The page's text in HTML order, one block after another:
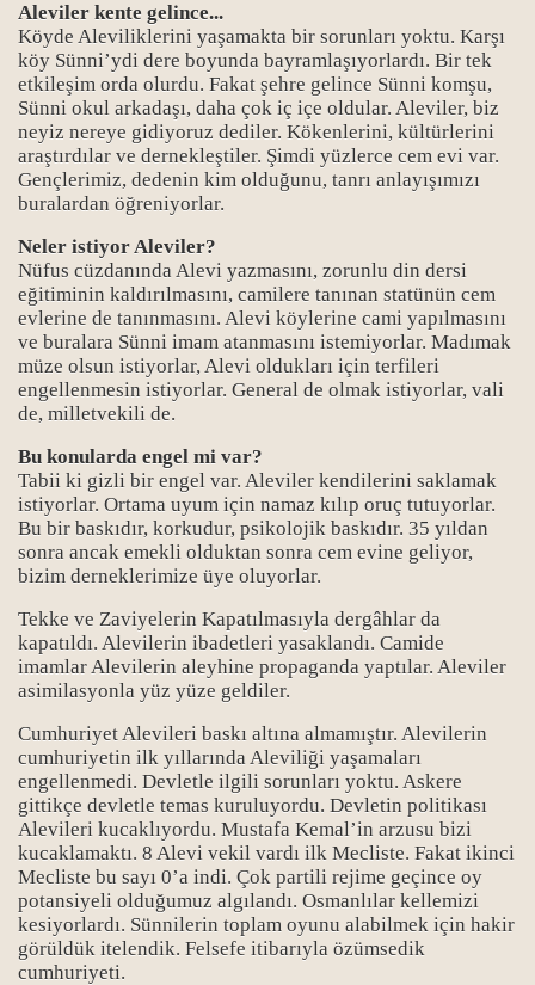
Aleviler kente gelince...
Köyde Aleviliklerini yaşamakta bir sorunları yoktu. Karşı
köy Sünni’ydi dere boyunda bayramlaşıyorlardı. Bir tek
etkileşim orda olurdu. Fakat şehre gelince Sünni komşu,
Sünni okul arkadaşı, daha çok iç içe oldular. Aleviler, biz
neyiz nereye gidiyoruz dediler. Kökenlerini, kültürlerini
araştırdılar ve dernekleştiler. Şimdi yüzlerce cem evi var.
Gençlerimiz, dedenin kim olduğunu, tanrı anlayışımızı
buralardan öğreniyorlar.
Neler istiyor Aleviler?
Nüfus cüzdanında Alevi yazmasını, zorunlu din dersi
eğitiminin kaldırılmasını, camilere tanınan statünün cem
evlerine de tanınmasını. Alevi köylerine cami yapılmasını
ve buralara Sünni imam atanmasını istemiyorlar. Madımak
müze olsun istiyorlar, Alevi oldukları için terfileri
engellenmesin istiyorlar. General de olmak istiyorlar, vali
de, milletvekili de.
Bu konularda engel mi var?
Tabii ki gizli bir engel var. Aleviler kendilerini saklamak
istiyorlar. Ortama uyum için namaz kılıp oruç tutuyorlar.
Bu bir baskıdır, korkudur, psikolojik baskıdır. 35 yıldan
sonra ancak emekli olduktan sonra cem evine geliyor,
bizim derneklerimize üye oluyorlar.
Tekke ve Zaviyelerin Kapatılmasıyla dergâhlar da
kapatıldı. Alevilerin ibadetleri yasaklandı. Camide
imamlar Alevilerin aleyhine propaganda yaptılar. Aleviler
asimilasyonla yüz yüze geldiler.
Cumhuriyet Alevileri baskı altına almamıştır. Alevilerin
cumhuriyetin ilk yıllarında Aleviliği yaşamaları
engellenmedi. Devletle ilgili sorunları yoktu. Askere
gittikçe devletle temas kuruluyordu. Devletin politikası
Alevileri kucaklıyordu. Mustafa Kemal’in arzusu bizi
kucaklamaktı. 8 Alevi vekil vardı ilk Mecliste. Fakat ikinci
Mecliste bu sayı 0’a indi. Çok partili rejime geçince oy
potansiyeli olduğumuz algılandı. Osmanlılar kellemizi
kesiyorlardı. Sünnilerin toplam oyunu alabilmek için hakir
görüldük itelendik. Felsefe itibarıyla özümsedik
cumhuriyeti.